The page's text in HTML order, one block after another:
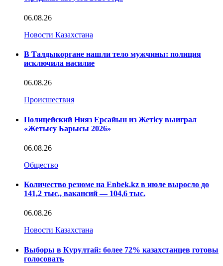
06.08.26
Новости Казахстана
В Талдыкоргане нашли тело мужчины: полиция
исключила насилие
06.08.26
Происшествия
Полицейский Нияз Ерсайын из Жетісу выиграл
«Жетысу Барысы 2026»
06.08.26
Общество
Количество резюме на Enbek.kz в июле выросло до
141,2 тыс., вакансий — 104,6 тыс.
06.08.26
Новости Казахстана
Выборы в Курултай: более 72% казахстанцев готовы
голосовать